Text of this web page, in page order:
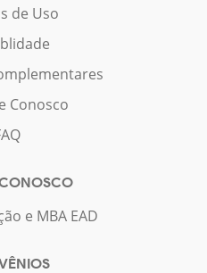
de Uso
Conosco
e MBA EAD